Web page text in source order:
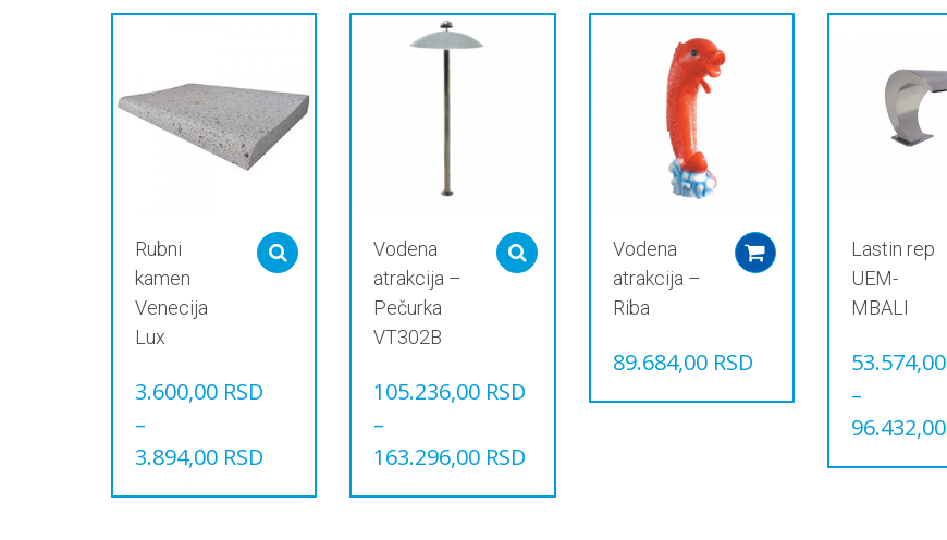
Rubni
kamen
Venecija
Lux
3.600,00 RSD
–
3.894,00 RSD
Select options
Vodena
atrakcija –
Pečurka
VT302B
105.236,00 RSD
–
163.296,00 RSD
Select options
Vodena
atrakcija –
Riba
89.684,00 RSD
Add to cartLastin rep
UEM-
MBALI
53.574,00
–
96.432,00